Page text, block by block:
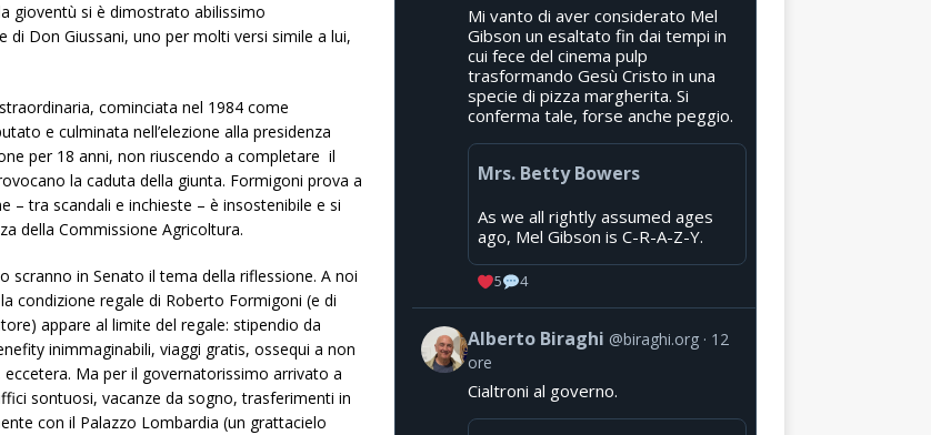
gioventù si è dimostrato abilissimo
di Don Giussani, uno per molti versi simile a lui,
cominciata nel 1984 come
e culminata nell’elezione alla presidenza
per 18 anni, non riuscendo a completare il
la caduta della giunta. Formigoni prova a
– tra scandali e inchieste – è insostenibile e si
della Commissione Agricoltura.
scranno in Senato il tema della riflessione. A noi
condizione regale di Roberto Formigoni (e di
appare al limite del regale: stipendio da
inimmaginabili, viaggi gratis, ossequi a non
Ma per il governatorissimo arrivato a
sontuosi, vacanze da sogno, trasferimenti in
con il Palazzo Lombardia (un grattacielo
Mi vanto di aver considerato Mel
Gibson un esaltato fin dai tempi in
cui fece del cinema pulp
trasformando Gesù Cristo in una
specie di pizza margherita. Si
conferma tale, forse anche peggio.
Mrs. Betty Bowers
As we all rightly assumed ages
ago, Mel Gibson is C-R-A-Z-Y.
5 4
Alberto Biraghi @biraghi.org
12
ore
Cialtroni al governo.